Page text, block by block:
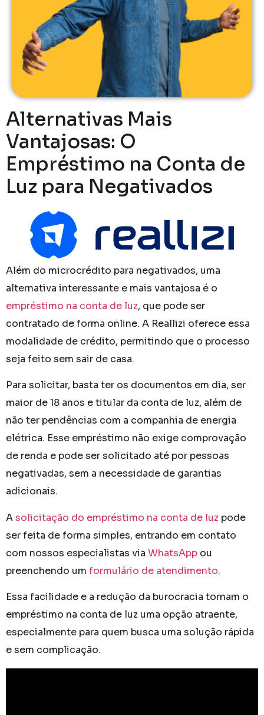
Alternativas Mais
Vantajosas: O
Empréstimo na Conta de
Luz para Negativados
Além do microcrédito para negativados, uma
alternativa interessante e mais vantajosa é o
empréstimo na conta de luz, que pode ser
contratado de forma online. A Reallizi oferece essa
modalidade de crédito, permitindo que o processo
seja feito sem sair de casa.
Para solicitar, basta ter os documentos em dia, ser
maior de 18 anos e titular da conta de luz, além de
não ter pendências com a companhia de energia
elétrica. Esse empréstimo não exige comprovação
de renda e pode ser solicitado até por pessoas
negativadas, sem a necessidade de garantias
adicionais.
Asolicitação do empréstimo na conta de luz pode
ser feita de forma simples, entrando em contato
com nossos especialistas via WhatsApp ou
preenchendo um formulário de atendimento.
Essa facilidade e a redução da burocracia tornam o
empréstimo na conta de luz uma opção atraente,
especialmente para quem busca uma solução rápida
e sem complicação.